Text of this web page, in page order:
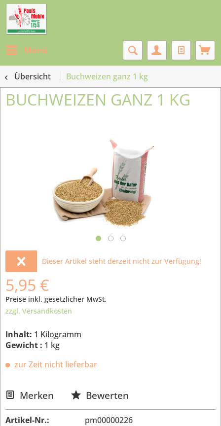
Menü
Übersicht Buchweizen ganz 1 kg
BUCHWEIZEN GANZ 1 KG
Dieser Artikel steht derzeit nicht zur Verfügung!
5,95 €
Preise inkl. gesetzlicher MwSt.
zzgl. Versandkosten
Inhalt: 1 Kilogramm
Gewicht : 1 kg
zur Zeit nicht lieferbar
Merken Bewerten
Artikel-Nr.: pm00000226